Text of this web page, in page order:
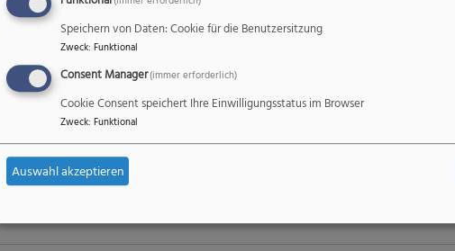
Speichern von Daten: Cookie für die Benutzersitzung
Zweck: Funktional
Consent Manager(immer erforderlich)
Cookie Consent speichert Ihre Einwilligungsstatus im Browser
Zweck: Funktional
Auswahl akzeptieren